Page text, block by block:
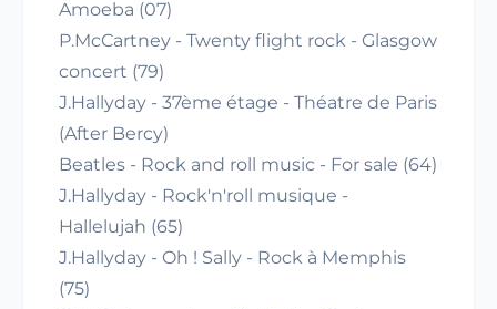
Amoeba (07)
P.McCartney - Twenty flight rock - Glasgow
concert (79)
J.Hallyday - 37ème étage - Théatre de Paris
(After Bercy)
Beatles - Rock and roll music - For sale (64)
J.Hallyday - Rock'n'roll musique -
Hallelujah (65)
J.Hallyday - Oh ! Sally - Rock à Memphis
(75)